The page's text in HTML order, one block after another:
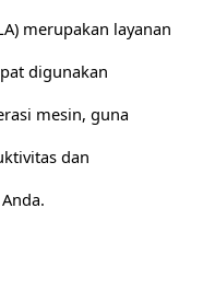
merupakan layanan
digunakan
mesin, guna
dan